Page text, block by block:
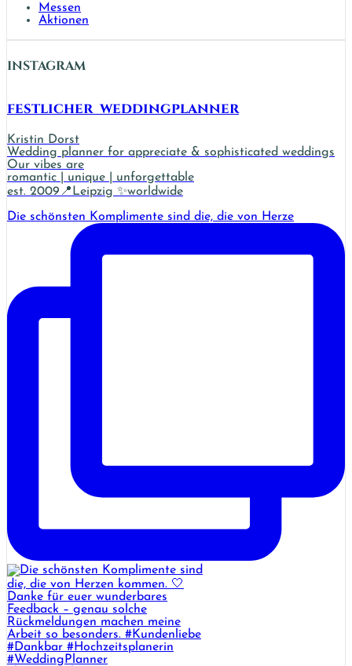
Messen
Aktionen
INSTAGRAM
festlicher_weddingplanner
Kristin Dorst
Wedding planner for appreciate & sophisticated weddings
Our vibes are
romantic | unique | unforgettable
est. 2009📍Leipzig ✨worldwide
Die schönsten Komplimente sind die, die von Herze